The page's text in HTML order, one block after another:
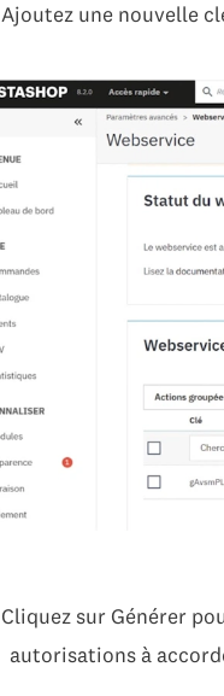
Ajoutez une nouvelle
Cliquez sur Générer
autorisations à